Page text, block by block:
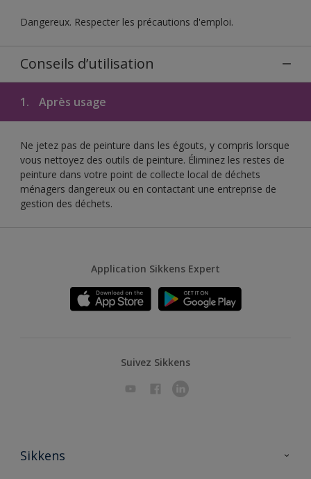
Dangereux. Respecter les précautions d'emploi.
Conseils d’utilisation
1. Après usage
Ne jetez pas de peinture dans les égouts, y compris lorsque
vous nettoyez des outils de peinture. Éliminez les restes de
peinture dans votre point de collecte local de déchets
ménagers dangereux ou en contactant une entreprise de
gestion des déchets.
Application Sikkens Expert
Suivez Sikkens
Sikkens